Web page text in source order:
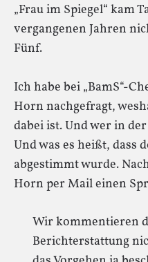
„Frau im Spiegel“ kam
vergangenen Jahren
Fünf.
Ich habe bei „BamS“-
Horn nachgefragt,
dabei ist. Und wer in
Und was es heißt, dass
abgestimmt wurde.
Horn per Mail einen
Wir kommentieren
Berichterstattung